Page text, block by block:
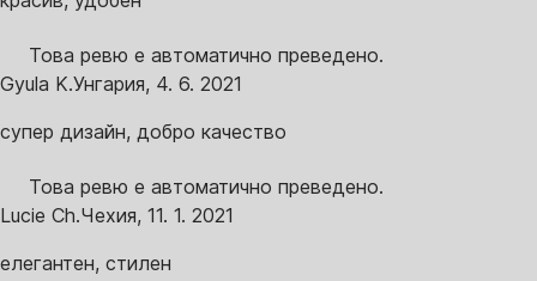
Това ревю е автоматично преведено.
Gyula K.Унгария, 4. 6. 2021
супер дизайн, добро качество
Това ревю е автоматично преведено.
Lucie Ch.Чехия, 11. 1. 2021
елегантен, стилен